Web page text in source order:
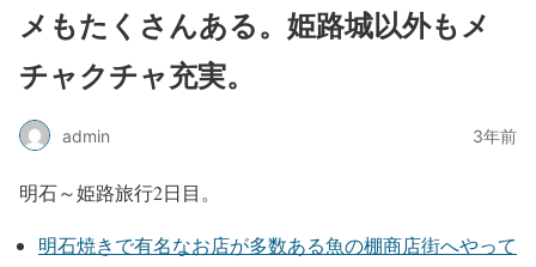
メもたくさんある。姫路城以外もメ
チャクチャ充実。
admin 3年前
明石～姫路旅行2日目。
明石焼きで有名なお店が多数ある魚の棚商店街へやって